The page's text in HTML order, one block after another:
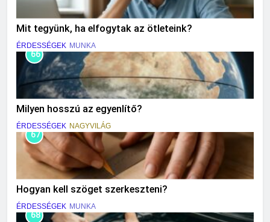
Mit tegyünk, ha elfogytak az ötleteink?
ÉRDESSÉGEK MUNKA
66
Milyen hosszú az egyenlítő?
ÉRDESSÉGEK NAGYVILÁG
67
Hogyan kell szöget szerkeszteni?
ÉRDESSÉGEK MUNKA
68